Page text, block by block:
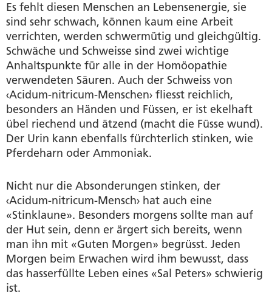
Es fehlt diesen Menschen an Lebensenergie, sie
sind sehr schwach, können kaum eine Arbeit
verrichten, werden schwermütig und gleichgültig.
Schwäche und Schweisse sind zwei wichtige
Anhaltspunkte für alle in der Homöopathie
verwendeten Säuren. Auch der Schweiss von
‹Acidum-nitricum-Menschen› fliesst reichlich,
besonders an Händen und Füssen, er ist ekelhaft
übel riechend und ätzend (macht die Füsse wund).
Der Urin kann ebenfalls fürchterlich stinken, wie
Pferdeharn oder Ammoniak.
Nicht nur die Absonderungen stinken, der
‹Acidum-nitricum-Mensch› hat auch eine
«Stinklaune». Besonders morgens sollte man auf
der Hut sein, denn er ärgert sich bereits, wenn
man ihn mit «Guten Morgen» begrüsst. Jeden
Morgen beim Erwachen wird ihm bewusst, dass
das hasserfüllte Leben eines «Sal Peters» schwierig
ist.